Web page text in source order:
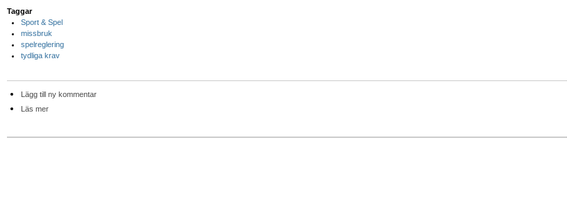
Taggar
Sport & Spel
missbruk
spelreglering
tydliga krav
Lägg till ny kommentar
Läs mer